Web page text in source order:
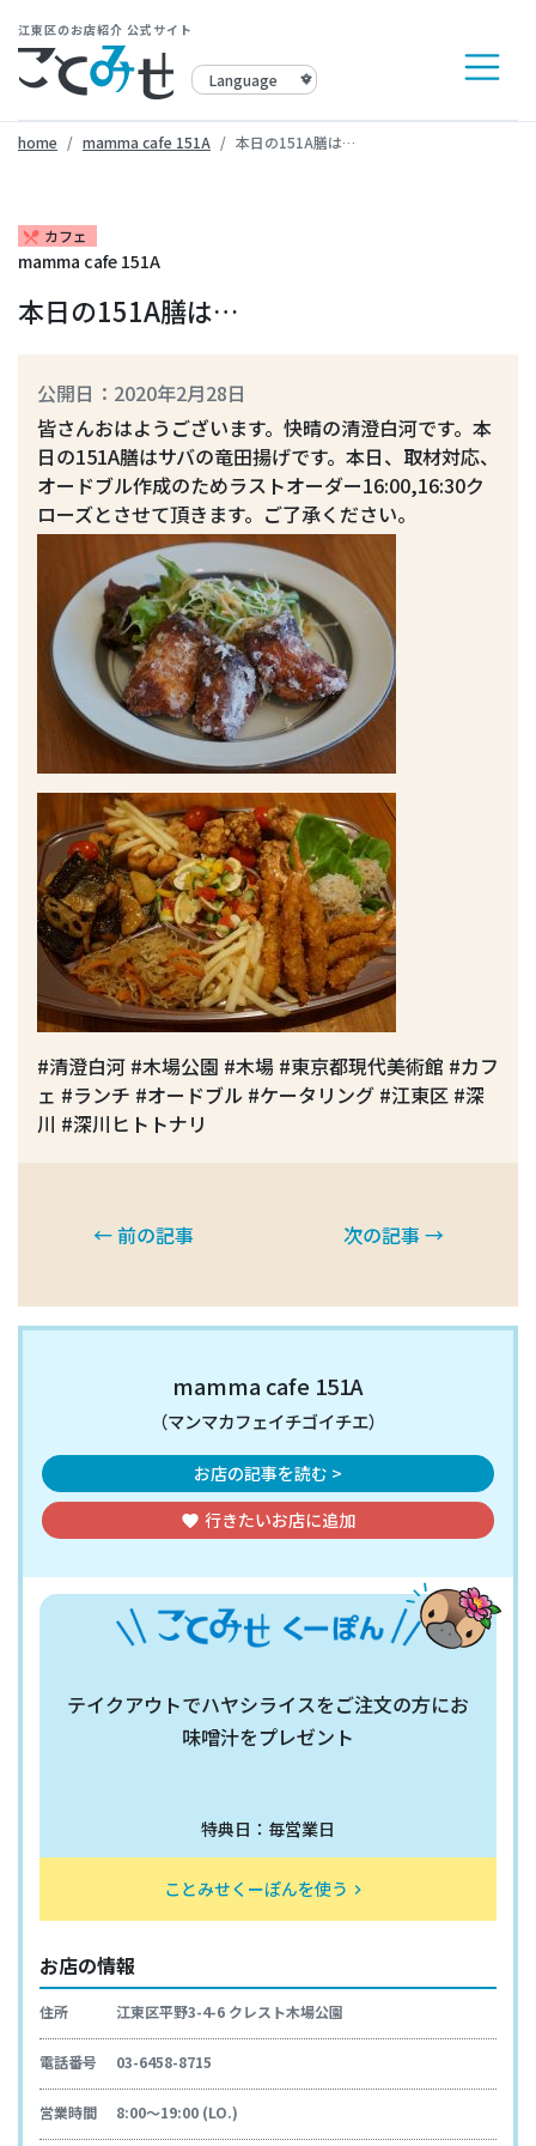
江東区のお店紹介 公式サイト
home mamma cafe 151A 本日の151A膳は…
restaurant_menu カフェ
mamma cafe 151A
本日の151A膳は…
公開日：2020年2月28日
皆さんおはようございます。快晴の清澄白河です。本
日の151A膳はサバの竜田揚げです。本日、取材対応、
オードブル作成のためラストオーダー16:00,16:30ク
ローズとさせて頂きます。ご了承ください。
#清澄白河 #木場公園 #木場 #東京都現代美術館 #カフ
ェ #ランチ #オードブル #ケータリング #江東区 #深
川 #深川ヒトトナリ
← 前の記事 次の記事 →
mamma cafe 151A
（マンマカフェイチゴイチエ）
お店の記事を読む >
favorite 行きたいお店に追加
テイクアウトでハヤシライスをご注文の方にお
味噌汁をプレゼント
特典日：毎営業日
ことみせくーぽんを使う keyboard_arrow_right
お店の情報
住所 江東区平野3-4-6 クレスト木場公園
電話番号 03-6458-8715
営業時間 8:00～19:00 (LO.)